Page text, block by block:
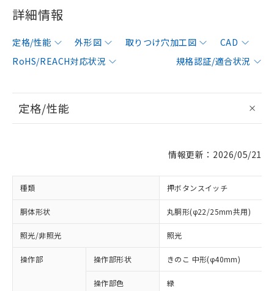
詳細情報
定格/性能 外形図 取りつけ穴加工図
CAD
RoHS/REACH対応状況
規格認証/適合状況
定格/性能
情報更新：2026/05/21
種類 押ボタンスイッチ
胴体形状 丸胴形(φ22/25mm共用)
照光/非照光 照光
操作部 操作部形状 きのこ 中形(φ40mm)
操作部色 緑